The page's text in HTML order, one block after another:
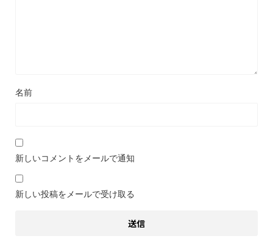
名前
新しいコメントをメールで通知
新しい投稿をメールで受け取る